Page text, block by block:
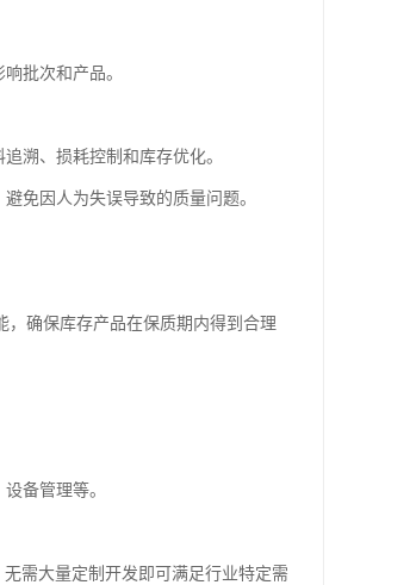
批次和产品。
溯、损耗控制和库存优化。
免因人为失误导致的质量问题。
，确保库存产品在保质期内得到合理
备管理等。
需大量定制开发即可满足行业特定需